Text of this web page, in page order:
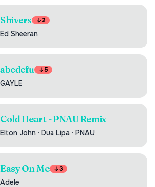
Shivers 2
Ed Sheeran
abcdefu 5
GAYLE
Cold Heart - PNAU Remix
Elton John · Dua Lipa · PNAU
Easy On Me 3
Adele